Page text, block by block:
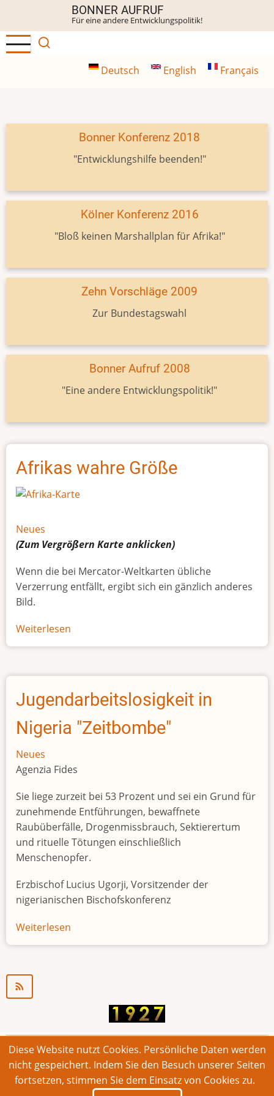
Inhalt
BONNER AUFRUF
Für eine andere Entwicklungspolitik!
Deutsch English Français
Bonner Konferenz 2018
"Entwicklungshilfe beenden!"
Kölner Konferenz 2016
"Bloß keinen Marshallplan für Afrika!"
Zehn Vorschläge 2009
Zur Bundestagswahl
Bonner Aufruf 2008
"Eine andere Entwicklungspolitik!"
Afrikas wahre Größe
Neues
(Zum Vergrößern Karteanklicken)
Wenn die bei Mercator-Weltkarten übliche
Verzerrung entfällt, ergibt sich ein gänzlich anderes
Bild.
Weiterlesen
Afrikas
Größe
Jugendarbeitslosigkeit in
Nigeria "Zeitbombe"
Neues
Agenzia Fides
Sie liege zurzeit bei 53 Prozent und sei ein Grund für
zunehmende Entführungen, bewaffnete
Raubüberfälle, Drogenmissbrauch, Sektierertum
und rituelle Tötungen einschließlich
Menschenopfer.
Erzbischof Lucius Ugorji, Vorsitzender der
nigerianischen Bischofskonferenz
Weiterlesen
Jugendarbeitslosigkeit
© 2026 Bonner Aufruf. Alle Rechte vorbehalten.
Footer
Impressum Kontakt Intern
Diese Website nutzt Cookies. Persönliche Daten werden
nicht gespeichert. Indem Sie den Besuch unserer Seiten
fortsetzen, stimmen Sie dem Einsatz von Cookies zu.